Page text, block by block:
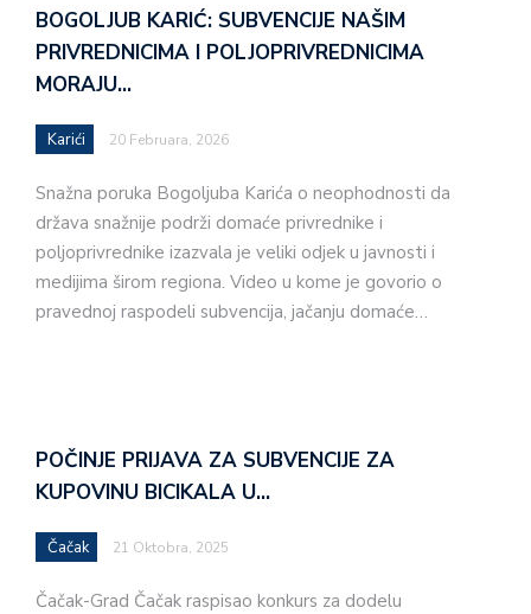
BOGOLJUB KARIĆ: SUBVENCIJE NAŠIM
PRIVREDNICIMA I POLJOPRIVREDNICIMA
MORAJU…
Karići 20 Februara, 2026
Snažna poruka Bogoljuba Karića o neophodnosti da
država snažnije podrži domaće privrednike i
poljoprivrednike izazvala je veliki odjek u javnosti i
medijima širom regiona. Video u kome je govorio o
pravednoj raspodeli subvencija, jačanju domaće…
POČINJE PRIJAVA ZA SUBVENCIJE ZA
KUPOVINU BICIKALA U…
Čačak 21 Oktobra, 2025
Čačak-Grad Čačak raspisao konkurs za dodelu